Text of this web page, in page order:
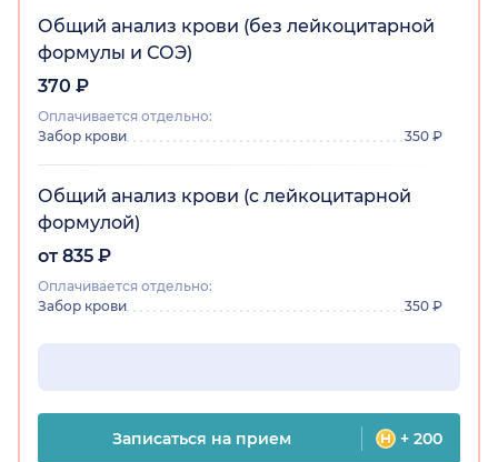
Общий анализ крови (без лейкоцитарной
формулы и СОЭ)
370 ₽
Оплачивается отдельно:
Забор крови
350 ₽
Общий анализ крови (c лейкоцитарной
формулой)
от 835 ₽
Оплачивается отдельно:
Забор крови
350 ₽
Записаться на прием + 200